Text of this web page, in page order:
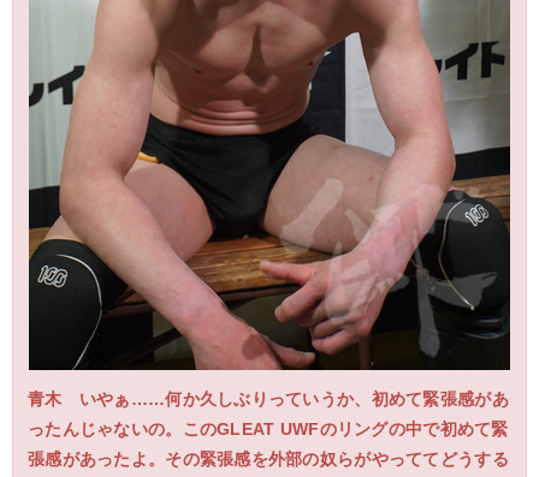
青木 いやぁ……何か久しぶりっていうか、初めて緊張感があ
ったんじゃないの。このGLEAT UWFのリングの中で初めて緊
張感があったよ。その緊張感を外部の奴らがやっててどうする